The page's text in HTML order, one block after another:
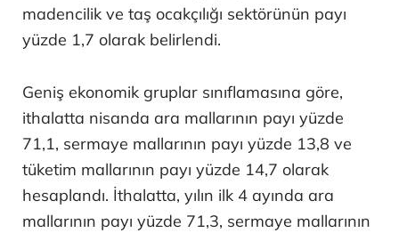
madencilik ve taş ocakçılığı sektörünün payı
yüzde 1,7 olarak belirlendi.
Geniş ekonomik gruplar sınıflamasına göre,
ithalatta nisanda ara mallarının payı yüzde
71,1, sermaye mallarının payı yüzde 13,8 ve
tüketim mallarının payı yüzde 14,7 olarak
hesaplandı. İthalatta, yılın ilk 4 ayında ara
mallarının payı yüzde 71,3, sermaye mallarının